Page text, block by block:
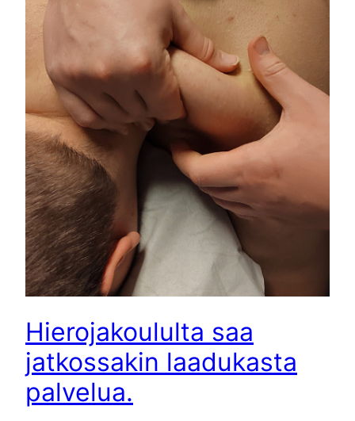
Hierojakoululta saa
jatkossakin laadukasta
palvelua.